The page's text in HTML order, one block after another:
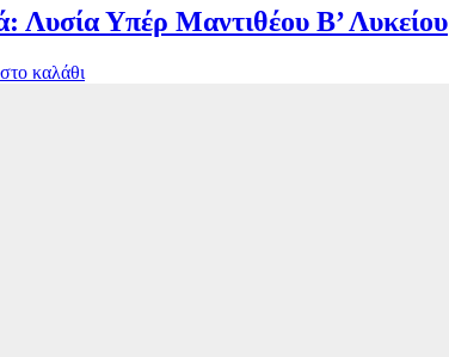
Λυσία Υπέρ Μαντιθέου Β’ Λυκείου
καλάθι